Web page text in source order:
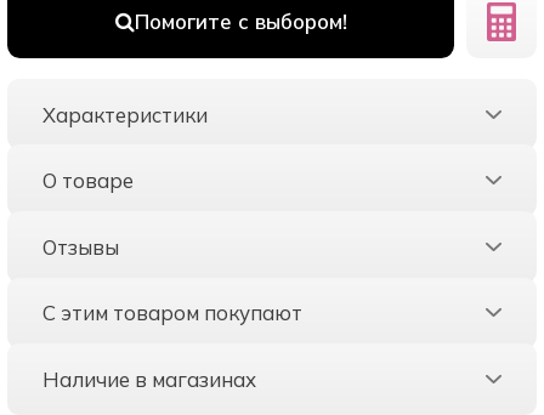
Помогите с выбором!
Характеристики
О товаре
Отзывы
С этим товаром покупают
Наличие в магазинах